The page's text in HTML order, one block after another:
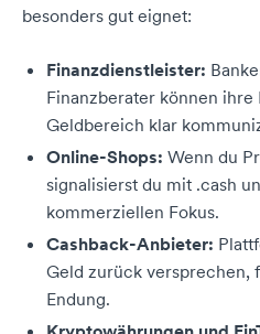
besonders gut eignet:
Finanzdienstleister:
Finanzberater können ihre
Geldbereich klar
Online-Shops: Wenn du
signalisierst du mit .cash
kommerziellen Fokus.
Cashback-Anbieter:
Geld zurück versprechen,
Endung.